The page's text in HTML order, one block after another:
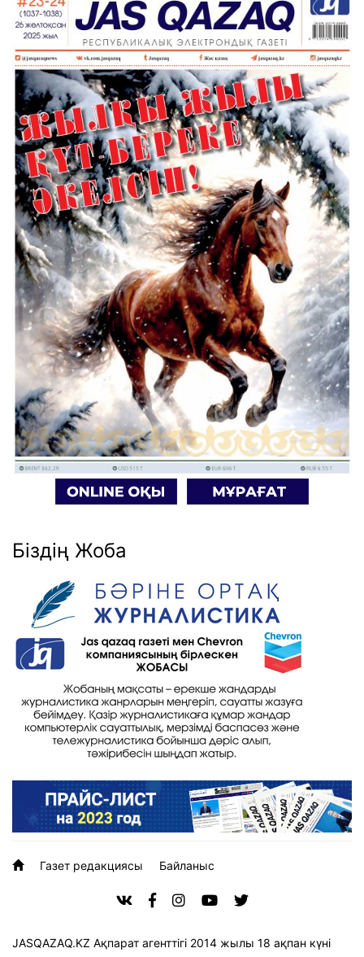
Біздің Жоба
Газет редакциясы Байланыс
JASQAZAQ.KZ Ақпарат агенттігі 2014 жылы 18 ақпан күні